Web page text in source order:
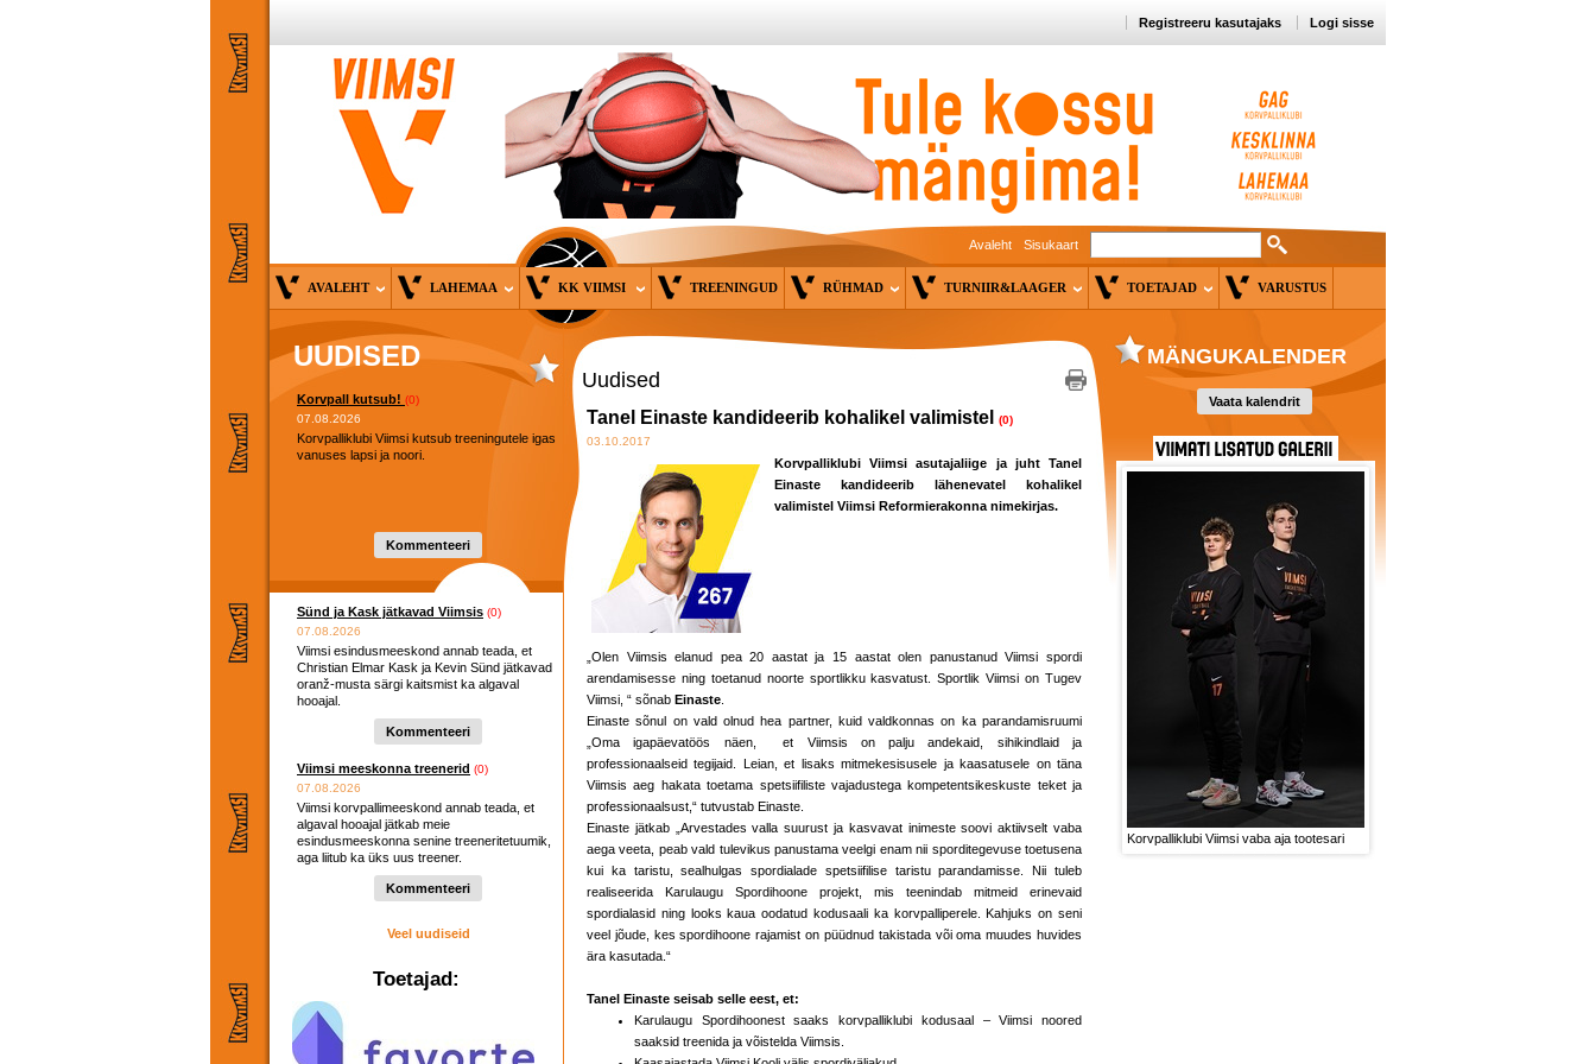
Registreeru kasutajaks Logi sisse
Avaleht Sisukaart
AVALEHT LAHEMAA KK VIIMSI TREENINGUD RÜHMAD TURNIIR&LAAGER TOETAJAD VARUSTUS
UUDISED
Korvpall kutsub! (0)
07.08.2026
Korvpalliklubi Viimsi kutsub treeningutele igas
vanuses lapsi ja noori.
Kommenteeri
Sünd ja Kask jätkavad Viimsis (0)
07.08.2026
Viimsi esindusmeeskond annab teada, et
Christian Elmar Kask ja Kevin Sünd jätkavad
oranž-musta särgi kaitsmist ka algaval
hooajal.
Kommenteeri
Viimsi meeskonna treenerid (0)
07.08.2026
Viimsi korvpallimeeskond annab teada, et
algaval hooajal jätkab meie
esindusmeeskonna senine treeneritetuumik,
aga liitub ka üks uus treener.
Kommenteeri
Veel uudiseid
Toetajad:
Uudised
Tanel Einaste kandideerib kohalikel valimistel
(0)
03.10.2017
Korvpalliklubi Viimsi asutajaliige ja juht Tanel
Einaste kandideerib lähenevatel kohalikel
valimistel Viimsi Reformierakonna nimekirjas.
„Olen Viimsis elanud pea 20 aastat ja 15 aastat olen panustanud Viimsi spordi
arendamisesse ning toetanud noorte sportlikku kasvatust. Sportlik Viimsi on Tugev
Viimsi, “ sõnab Einaste
Einaste sõnul on vald olnud hea partner, kuid valdkonnas on ka parandamisruumi
„Oma igapäevatöös näen, et Viimsis on palju andekaid, sihikindlaid ja
professionaalseid tegijaid. Leian, et lisaks mitmekesisusele ja kaasatusele on täna
Viimsis aeg hakata toetama spetsiifiliste vajadustega kompetentsikeskuste teket ja
professionaalsust,“ tutvustab Einaste.
Einaste jätkab „Arvestades valla suurust ja kasvavat inimeste soovi aktiivselt vaba
aega veeta, peab vald tulevikus panustama veelgi enam nii sporditegevuse toetusena
kui ka taristu, sealhulgas spordialade spetsiifilise taristu parandamisse. Nii tuleb
realiseerida Karulaugu Spordihoone projekt, mis teenindab mitmeid erinevaid
spordialasid ning looks kaua oodatud kodusaali ka korvpalliperele. Kahjuks on seni
veel jõude, kes spordihoone rajamist on püüdnud takistada või oma muudes huvides
ära kasutada.“
Tanel Einaste seisab selle eest, et:
Karulaugu Spordihoonest saaks korvpalliklubi kodusaal – Viimsi noored
saaksid treenida ja võistelda Viimsis.
MÄNGUKALENDER
Vaata kalendrit
Korvpalliklubi Viimsi vaba aja tootesari